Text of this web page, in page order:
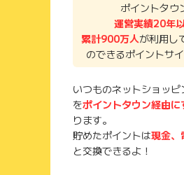
ポイントタウ
運営実績20年
累計900万人が利用し
のできるポイントサ
いつものネットショッ
をポイントタウン経由に
ります。
貯めたポイントは現金、
と交換できるよ！